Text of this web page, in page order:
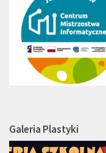
Galeria Plastyki